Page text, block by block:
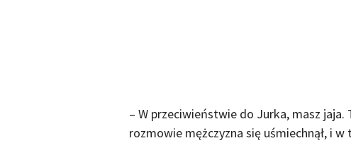
– W przeciwieństwie do Jurka, masz
rozmowie mężczyzna się uśmiechnął, i